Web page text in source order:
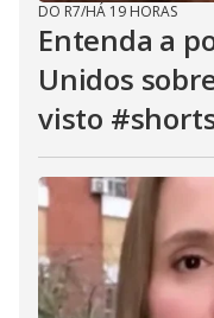
DO R7/HÁ 19 HORAS
Entenda a
Unidos
visto